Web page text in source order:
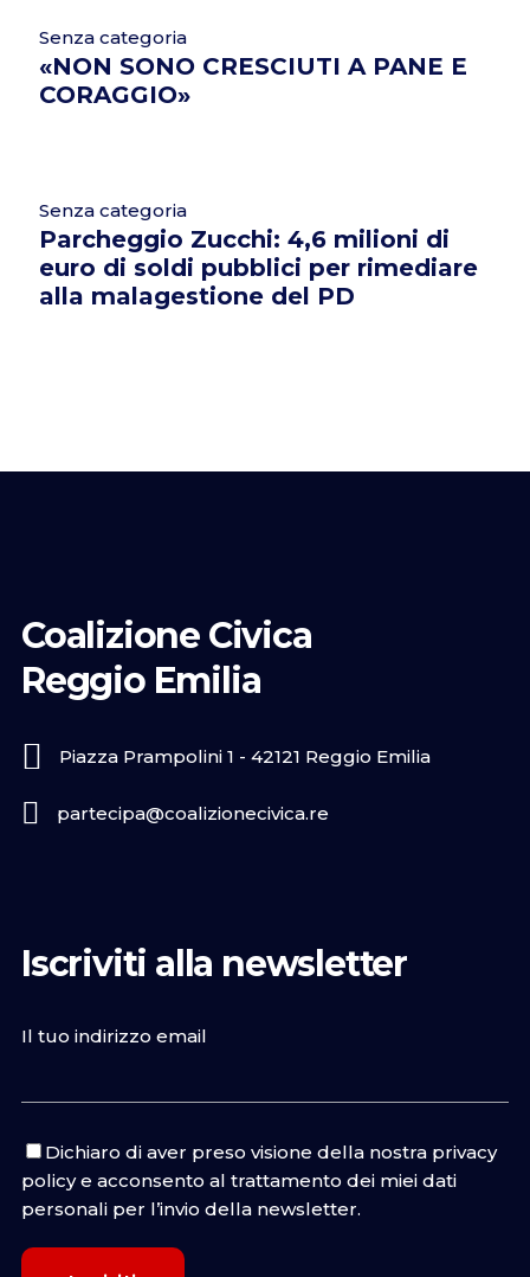
Senza categoria
«NON SONO CRESCIUTI A PANE E
CORAGGIO»
Senza categoria
Parcheggio Zucchi: 4,6 milioni di
euro di soldi pubblici per rimediare
alla malagestione del PD
Coalizione Civica
Reggio Emilia
Piazza Prampolini 1 - 42121 Reggio Emilia
partecipa@coalizionecivica.re
Iscriviti alla newsletter
Il tuo indirizzo email
Dichiaro di aver preso visione della nostra privacy
policye acconsento al trattamento dei miei dati
personali per l’invio della newsletter.